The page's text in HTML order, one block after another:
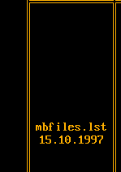
mbfiles.lst
15.10.1997